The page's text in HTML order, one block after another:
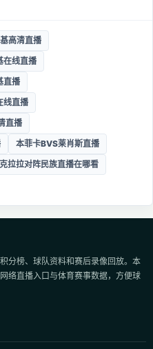
高清直播
在线直播
直播
线直播
直播
本菲卡BVS莱肖斯直播
拉拉对阵民族直播在哪看
分榜、球队资料和赛后录像回放。本
络直播入口与体育赛事数据，方便球